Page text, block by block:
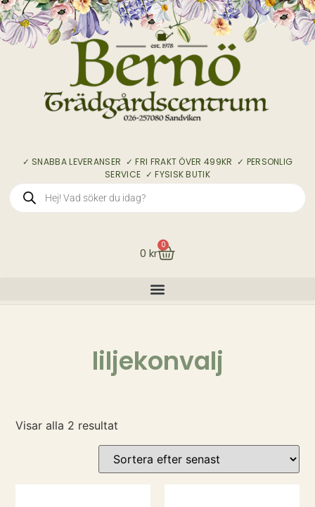
✓ SNABBA LEVERANSER ✓ FRI FRAKT ÖVER 499KR ✓ PERSONLIG
SERVICE ✓ FYSISK BUTIK
0 kr
0
liljekonvalj
Visar alla 2 resultat